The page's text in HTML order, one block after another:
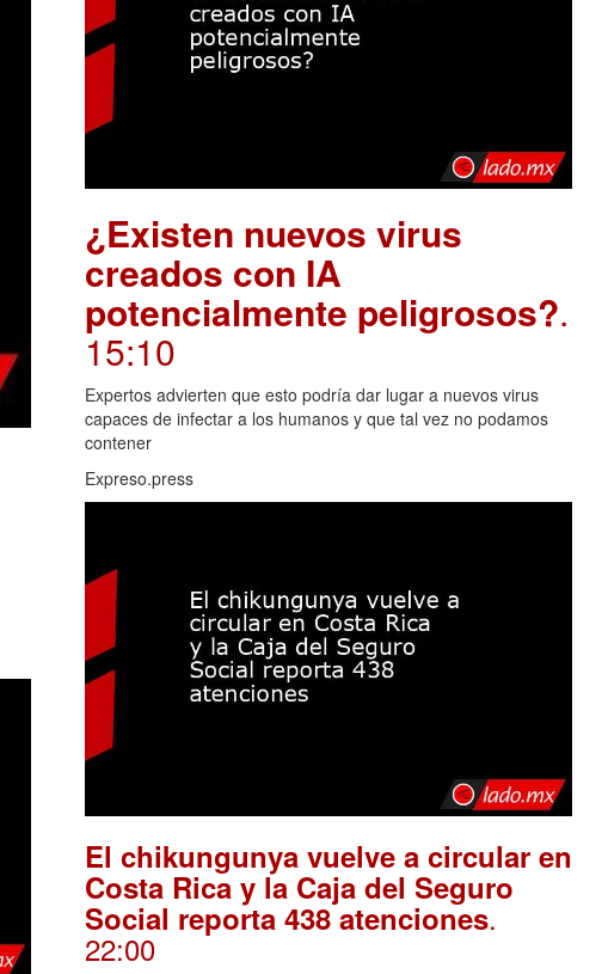
¿Existen nuevos virus
creados con IA
potencialmente peligrosos?.
15:10
Expertos advierten que esto podría dar lugar a nuevos virus
capaces de infectar a los humanos y que tal vez no podamos
contener
Expreso.press
El chikungunya vuelve a circular en
Costa Rica y la Caja del Seguro
Social reporta 438 atenciones.
22:00